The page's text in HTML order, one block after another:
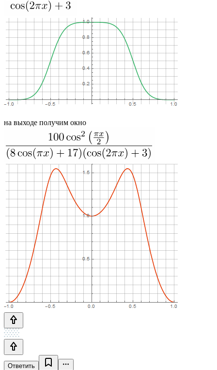
на выходе получим окно
Ответить